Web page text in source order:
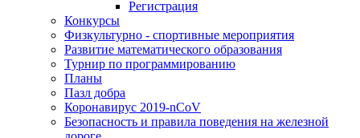
Регистрация
Конкурсы
Физкультурно - спортивные мероприятия
Развитие математического образования
Турнир по программированию
Планы
Пазл добра
Коронавирус 2019-nCoV
Безопасность и правила поведения на железной